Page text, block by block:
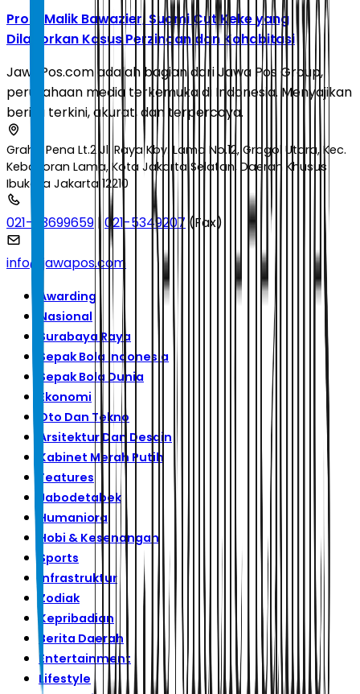
Profil Malik Bawazier, Suami Cut Keke yang
Dilaporkan Kasus Perzinaan dan Kohabitasi
JawaPos.com adalah bagian dari Jawa Pos Group,
perusahaan media terkemuka di Indonesia. Menyajikan
berita terkini, akurat, dan terpercaya.
Graha Pena Lt.2 Jl. Raya Kby. Lama No.12, Grogol Utara, Kec.
Kebayoran Lama, Kota Jakarta Selatan, Daerah Khusus
Ibukota Jakarta 12210
021-53699659 |021-5349207(Fax)
info@jawapos.com
Awarding
Nasional
Surabaya Raya
Sepak Bola Indonesia
Sepak Bola Dunia
Ekonomi
Oto Dan Tekno
Arsitektur Dan Desain
Kabinet Merah Putih
Features
Jabodetabek
Humaniora
Hobi & Kesenangan
Sports
Infrastruktur
Zodiak
Kepribadian
Berita Daerah
Entertainment
Lifestyle